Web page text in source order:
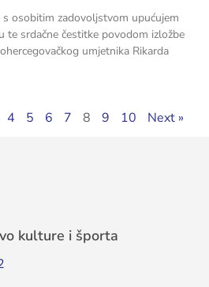
osobitim zadovoljstvom upućujem
te srdačne čestitke povodom izložbe
umjetnika Rikarda
4 5 6 7 8 9 10 Next »
kulture i športa